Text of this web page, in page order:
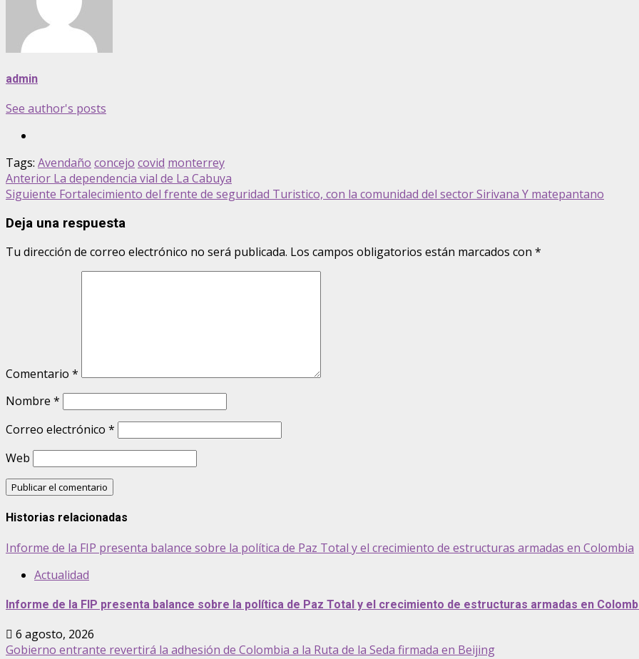
admin
See author's posts
Tags: Avendaño concejo covid monterrey
Post
navigation
Anterior La dependencia vial de La Cabuya
Siguiente Fortalecimiento del frente de seguridad Turistico, con la comunidad del sector Sirivana Y matepantano
Deja una respuesta
Tu dirección de correo electrónico no será publicada. Los campos obligatorios están marcados con *
Comentario *
Nombre *
Correo electrónico *
Web
Historias relacionadas
Informe de la FIP presenta balance sobre la política de Paz Total y el crecimiento de estructuras armadas en Colombia
Actualidad
Informe de la FIP presenta balance sobre la política de Paz Total y el crecimiento de estructuras armadas en
6 agosto, 2026
Gobierno entrante revertirá la adhesión de Colombia a la Ruta de la Seda firmada en Beijing